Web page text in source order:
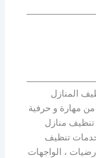
المنازل
من مهارة و حرفية
منازل
خدمات تنظيف
، الواجهات ،